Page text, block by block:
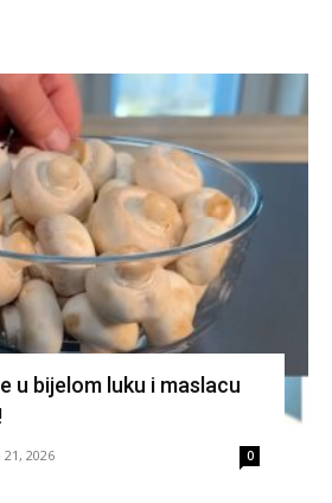
u bijelom luku i maslacu
2026 0